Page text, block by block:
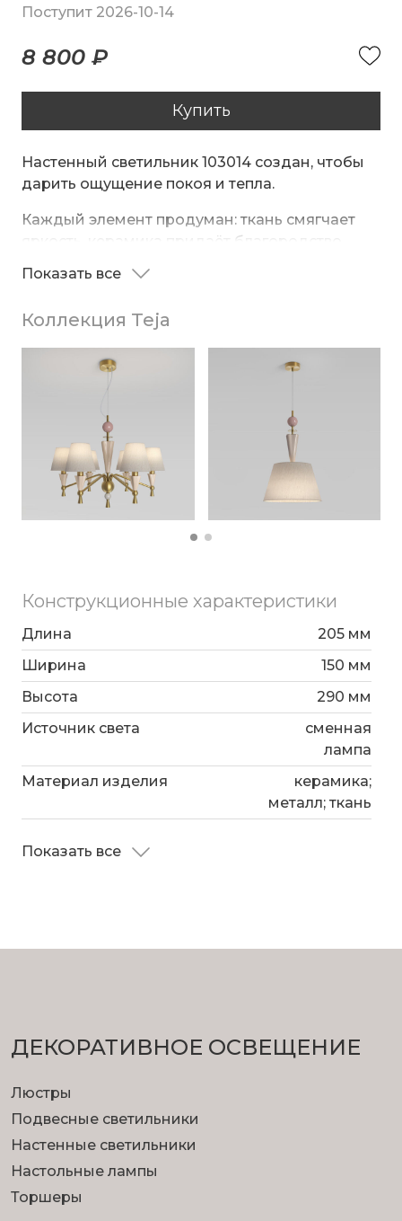
Поступит 2026-10-14
8 800 ₽
Купить
Настенный светильник 103014 создан, чтобы
дарить ощущение покоя и тепла.
Каждый элемент продуман: ткань смягчает
яркость, керамика придаёт благородство —
хочется задержаться. Пусть ваш дом
Показать все
Коллекция Teja
Конструкционные характеристики
Длина
205 мм
Ширина
150 мм
Высота
290 мм
Источник света
сменная
лампа
Материал изделия
керамика;
металл; ткань
Показать все
ДЕКОРАТИВНОЕ ОСВЕЩЕНИЕ
Люстры
Подвесные светильники
Настенные светильники
Настольные лампы
Торшеры